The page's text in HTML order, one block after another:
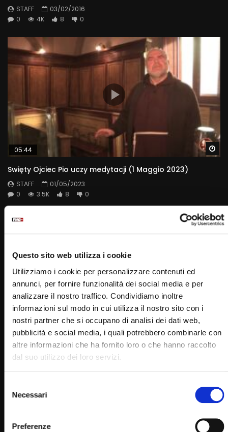
Questo sito web utilizza i cookie
Utilizziamo i cookie per personalizzare contenuti ed
annunci, per fornire funzionalità dei social media e per
analizzare il nostro traffico. Condividiamo inoltre
informazioni sul modo in cui utilizza il nostro sito con i
nostri partner che si occupano di analisi dei dati web,
pubblicità e social media, i quali potrebbero combinarle con
altre informazioni che ha fornito loro o che hanno raccolto
dal suo utilizzo dei loro servizi.
delNecessari
Preferenze
STAFF
03/02/2016
0
4K 8 0
05:44
Swięty Ojciec Pio uczy medytacji (1 Maggio 2023)
STAFF
01/05/2023
0
3.5K 8 0
06:06
Radosci i trudnosci w relacjach z kobietami (15 Maggio
2023)